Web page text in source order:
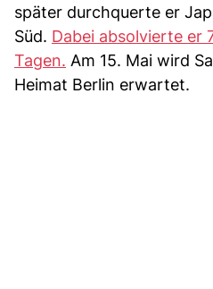
später durchquerte er
Süd. Dabei absolvierte er
Tagen. Am 15. Mai wird
Heimat Berlin erwartet.